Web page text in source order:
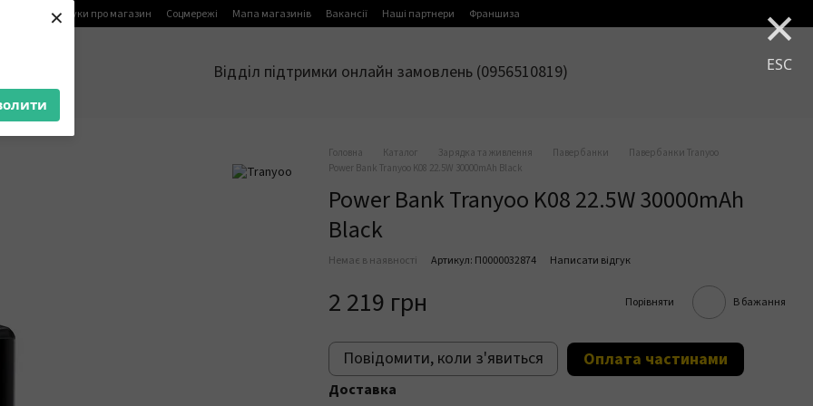
× ×
ESC
Відгуки про магазин Соцмережі Мапа магазинів Вакансії Наші партнери Франшиза
Відділ підтримки онлайн замовлень (0956510819)
Головна Каталог Зарядка та живлення Павербанки
Павербанки Tranyoo
Power Bank Tranyoo K08 22.5W 30000mAh Black
Power Bank Tranyoo K08 22.5W 30000mAh
Black
Немає в наявності Артикул: П0000032874 Написати відгук
2 219 грн Порівняти В бажання
Повідомити, коли з'явиться Оплата частинами
Доставка